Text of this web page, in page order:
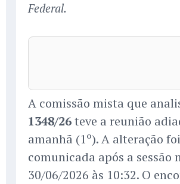
Federal.
A comissão mista que
1348/26teve a reunião
amanhã (1º). A alteração foi
comunicada após a sessão
30/06/2026 às 10:32. O